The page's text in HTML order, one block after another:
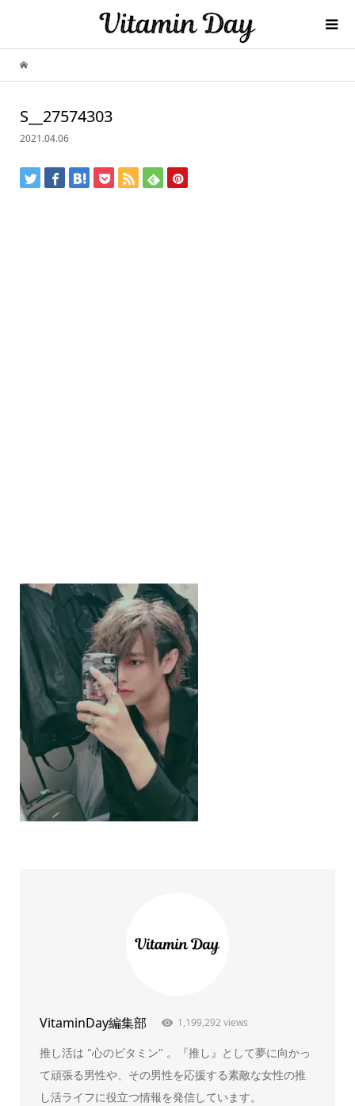
S__27574303
2021.04.06
VitaminDay編集部 1,199,292 views
推し活は "心のビタミン" 。『推し』として夢に向かっ
て頑張る男性や、その男性を応援する素敵な女性の推
し活ライフに役立つ情報を発信しています。